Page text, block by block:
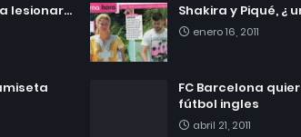
lesionar...
Shakira y Piqué, ¿
enero 16, 2011
FC Barcelona
fútbol ingles
abril 21, 2011